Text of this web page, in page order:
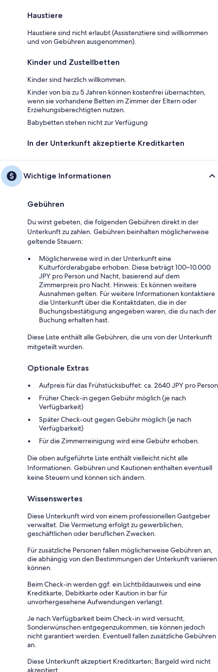
Haustiere
Haustiere sind nicht erlaubt (Assistenztiere sind willkommen
und von Gebühren ausgenommen).
Kinder und Zustellbetten
Kinder sind herzlich willkommen.
Kinder von bis zu 5 Jahren können kostenfrei übernachten,
wenn sie vorhandene Betten im Zimmer der Eltern oder
Erziehungsberechtigten nutzen.
Babybetten stehen nicht zur Verfügung
In der Unterkunft akzeptierte Kreditkarten
Wichtige Informationen
Gebühren
Du wirst gebeten, die folgenden Gebühren direkt in der
Unterkunft zu zahlen. Gebühren beinhalten möglicherweise
geltende Steuern:
Möglicherweise wird in der Unterkunft eine
Kulturförderabgabe erhoben. Diese beträgt 100–10.000
JPY pro Person und Nacht, basierend auf dem
Zimmerpreis pro Nacht. Hinweis: Es können weitere
Ausnahmen gelten. Für weitere Informationen kontaktiere
die Unterkunft über die Kontaktdaten, die in der
Buchungsbestätigung angegeben waren, die du nach der
Buchung erhalten hast.
Diese Liste enthält alle Gebühren, die uns von der Unterkunft
mitgeteilt wurden.
Optionale Extras
Aufpreis für das Frühstücksbuffet: ca. 2640 JPY pro Person
Früher Check-in gegen Gebühr möglich (je nach
Verfügbarkeit)
Später Check-out gegen Gebühr möglich (je nach
Verfügbarkeit)
Für die Zimmerreinigung wird eine Gebühr erhoben.
Die oben aufgeführte Liste enthält vielleicht nicht alle
Informationen. Gebühren und Kautionen enthalten eventuell
keine Steuern und können sich ändern.
Wissenswertes
Diese Unterkunft wird von einem professionellen Gastgeber
verwaltet. Die Vermietung erfolgt zu gewerblichen,
geschäftlichen oder beruflichen Zwecken.
Für zusätzliche Personen fallen möglicherweise Gebühren an,
die abhängig von den Bestimmungen der Unterkunft variieren
können.
Beim Check-in werden ggf. ein Lichtbildausweis und eine
Kreditkarte, Debitkarte oder Kaution in bar für
unvorhergesehene Aufwendungen verlangt.
Je nach Verfügbarkeit beim Check-in wird versucht,
Sonderwünschen entgegenzukommen, sie können jedoch
nicht garantiert werden. Eventuell fallen zusätzliche Gebühren
an.
Diese Unterkunft akzeptiert Kreditkarten; Bargeld wird nicht
akzeptiert.